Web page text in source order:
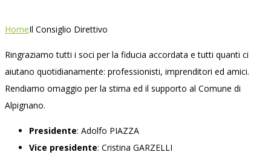
HomeIl Consiglio Direttivo
Ringraziamo tutti i soci per la fiducia accordata e tutti quanti ci
aiutano quotidianamente: professionisti, imprenditori ed amici.
Rendiamo omaggio per la stima ed il supporto al Comune di
Alpignano.
Presidente: Adolfo PIAZZA
Vice presidente: Cristina GARZELLI